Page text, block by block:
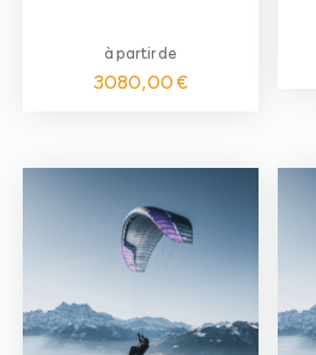
à partir de
3080,00€